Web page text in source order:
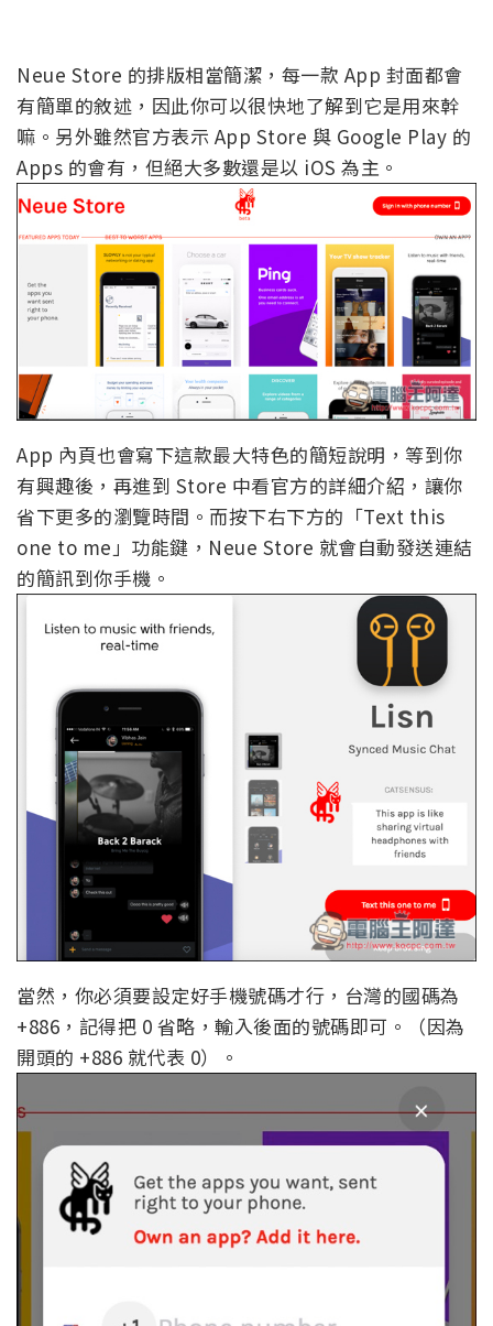
Neue Store 的排版相當簡潔，每一款 App 封面都會
有簡單的敘述，因此你可以很快地了解到它是用來幹
嘛。另外雖然官方表示 App Store 與 Google Play 的
Apps 的會有，但絕大多數還是以 iOS 為主。
App 內頁也會寫下這款最大特色的簡短說明，等到你
有興趣後，再進到 Store 中看官方的詳細介紹，讓你
省下更多的瀏覽時間。而按下右下方的「Text this
one to me」功能鍵，Neue Store 就會自動發送連結
的簡訊到你手機。
當然，你必須要設定好手機號碼才行，台灣的國碼為
+886，記得把 0 省略，輸入後面的號碼即可。（因為
開頭的 +886 就代表 0）。